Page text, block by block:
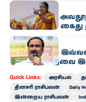
அரசியல்
“பெண்களை
உதயநிதியின்
அரசியல்
“உதயநிதியை
வேண்டிய தேவை
Quick Links: அரசியல்
தினசரி ராசிபலன்
Daily
இன்றைய ராசிபலன்